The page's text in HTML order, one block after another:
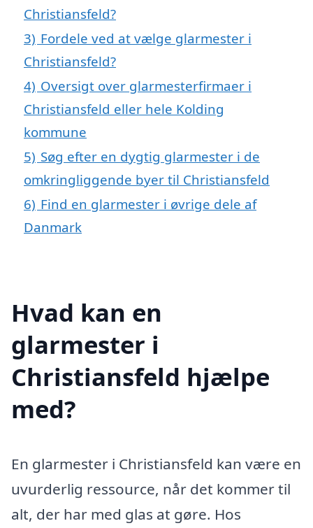
Christiansfeld?
3) Fordele ved at vælge glarmester i
Christiansfeld?
4) Oversigt over glarmesterfirmaer i
Christiansfeld eller hele Kolding
kommune
5) Søg efter en dygtig glarmester i de
omkringliggende byer til Christiansfeld
6) Find en glarmester i øvrige dele af
Danmark
Hvad kan en
glarmester i
Christiansfeld hjælpe
med?
En glarmester i Christiansfeld kan være en
uvurderlig ressource, når det kommer til
alt, der har med glas at gøre. Hos